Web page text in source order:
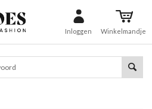
Inloggen Winkelmandje